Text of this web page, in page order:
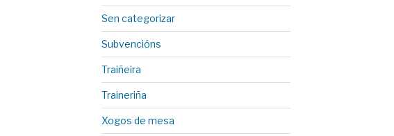
Sen categorizar
Subvencións
Traiñeira
Traineriña
Xogos de mesa